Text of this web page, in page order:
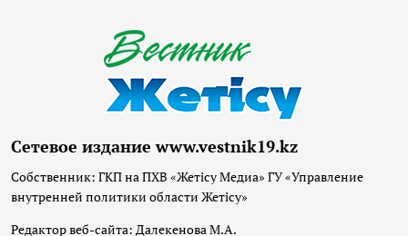
Сетевое издание www.vestnik19.kz
Собственник: ГКП на ПХВ «Жетісу Медиа» ГУ «Управление
внутренней политики области Жетісу»
Редактор веб-сайта: Далекенова М.А.